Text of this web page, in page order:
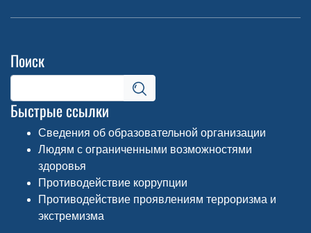
Поиск
Быстрые ссылки
Сведения об образовательной организации
Людям с ограниченными возможностями
здоровья
Противодействие коррупции
Противодействие проявлениям терроризма и
экстремизма